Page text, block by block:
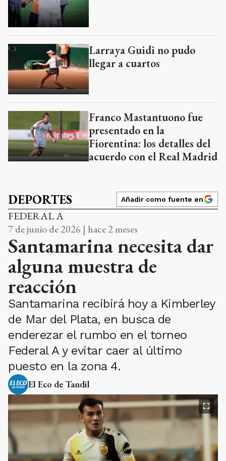
Larraya Guidi no pudo
llegar a cuartos
Franco Mastantuono fue
presentado en la
Fiorentina: los detalles del
acuerdo con el Real Madrid
DEPORTES Añadir como fuente en
FEDERAL A
7 de junio de 2026 | hace 2 meses
Santamarina necesita dar
alguna muestra de
reacción
Santamarina recibirá hoy a Kimberley
de Mar del Plata, en busca de
enderezar el rumbo en el torneo
Federal A y evitar caer al último
puesto en la zona 4.
El Eco de Tandil